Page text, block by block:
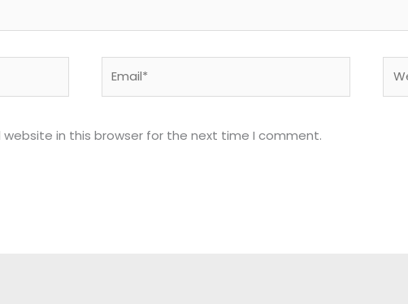
website in this browser for the next time I comment.